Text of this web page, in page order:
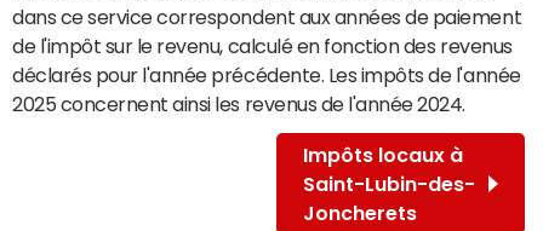
dans ce service correspondent aux années de paiement
de l'impôt sur le revenu, calculé en fonction des revenus
déclarés pour l'année précédente. Les impôts de l'année
2025 concernent ainsi les revenus de l'année 2024.
Impôts locaux à
Saint-Lubin-des-
Joncherets